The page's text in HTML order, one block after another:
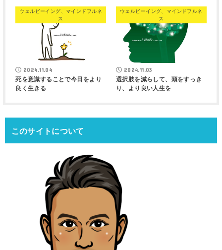
ウェルビーイング、マインドフルネ
ス
2024.11.04
死を意識することで今日をより
良く生きる
ウェルビーイング、マインドフルネ
ス
2024.11.03
選択肢を減らして、頭をすっき
り、より良い人生を
このサイトについて